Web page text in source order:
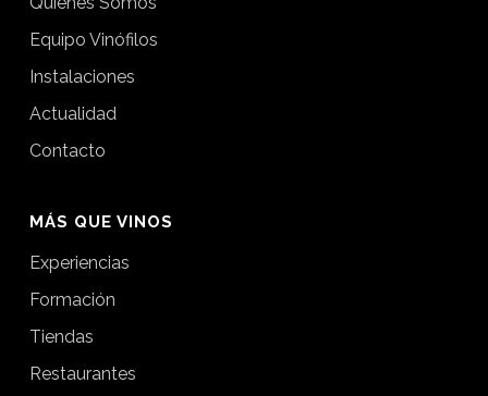
Equipo Vinófilos
Instalaciones
Actualidad
Contacto
MÁS QUE VINOS
Experiencias
Formación
Tiendas
Restaurantes